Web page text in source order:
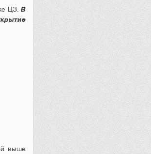
ЦЗ. В
выше